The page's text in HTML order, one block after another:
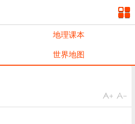
地理课本
世界地图